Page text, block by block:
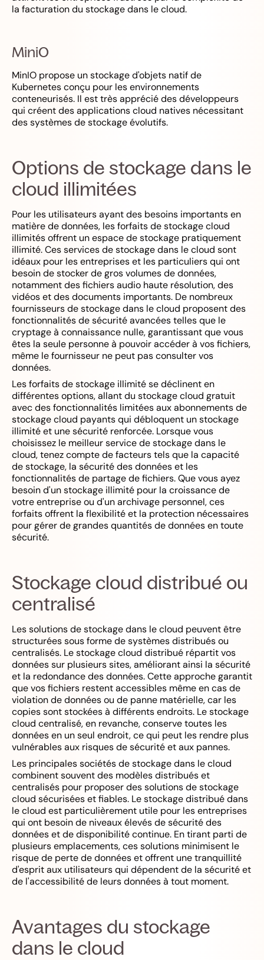
la facturation du stockage dans le cloud.
MiniO
MinIO propose un stockage d'objets natif de
Kubernetes conçu pour les environnements
conteneurisés. Il est très apprécié des développeurs
qui créent des applications cloud natives nécessitant
des systèmes de stockage évolutifs.
Options de stockage dans le
cloud illimitées
Pour les utilisateurs ayant des besoins importants en
matière de données, les forfaits de stockage cloud
illimités offrent un espace de stockage pratiquement
illimité. Ces services de stockage dans le cloud sont
idéaux pour les entreprises et les particuliers qui ont
besoin de stocker de gros volumes de données,
notamment des fichiers audio haute résolution, des
vidéos et des documents importants. De nombreux
fournisseurs de stockage dans le cloud proposent des
fonctionnalités de sécurité avancées telles que le
cryptage à connaissance nulle, garantissant que vous
êtes la seule personne à pouvoir accéder à vos fichiers,
même le fournisseur ne peut pas consulter vos
données.
Les forfaits de stockage illimité se déclinent en
différentes options, allant du stockage cloud gratuit
avec des fonctionnalités limitées aux abonnements de
stockage cloud payants qui débloquent un stockage
illimité et une sécurité renforcée. Lorsque vous
choisissez le meilleur service de stockage dans le
cloud, tenez compte de facteurs tels que la capacité
de stockage, la sécurité des données et les
fonctionnalités de partage de fichiers. Que vous ayez
besoin d'un stockage illimité pour la croissance de
votre entreprise ou d'un archivage personnel, ces
forfaits offrent la flexibilité et la protection nécessaires
pour gérer de grandes quantités de données en toute
sécurité.
Stockage cloud distribué ou
centralisé
Les solutions de stockage dans le cloud peuvent être
structurées sous forme de systèmes distribués ou
centralisés. Le stockage cloud distribué répartit vos
données sur plusieurs sites, améliorant ainsi la sécurité
et la redondance des données. Cette approche garantit
que vos fichiers restent accessibles même en cas de
violation de données ou de panne matérielle, car les
copies sont stockées à différents endroits. Le stockage
cloud centralisé, en revanche, conserve toutes les
données en un seul endroit, ce qui peut les rendre plus
vulnérables aux risques de sécurité et aux pannes.
Les principales sociétés de stockage dans le cloud
combinent souvent des modèles distribués et
centralisés pour proposer des solutions de stockage
cloud sécurisées et fiables. Le stockage distribué dans
le cloud est particulièrement utile pour les entreprises
qui ont besoin de niveaux élevés de sécurité des
données et de disponibilité continue. En tirant parti de
plusieurs emplacements, ces solutions minimisent le
risque de perte de données et offrent une tranquillité
d'esprit aux utilisateurs qui dépendent de la sécurité et
de l'accessibilité de leurs données à tout moment.
Avantages du stockage
dans le cloud